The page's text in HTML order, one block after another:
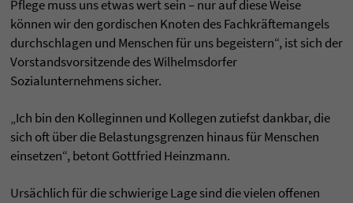
Pflege muss uns etwas wert sein – nur auf diese Weise
können wir den gordischen Knoten des Fachkräftemangels
durchschlagen und Menschen für uns begeistern“, ist sich der
Vorstandsvorsitzende des Wilhelmsdorfer
Sozialunternehmens sicher.
„Ich bin den Kolleginnen und Kollegen zutiefst dankbar, die
sich oft über die Belastungsgrenzen hinaus für Menschen
einsetzen“, betont Gottfried Heinzmann.
Ursächlich für die schwierige Lage sind die vielen offenen